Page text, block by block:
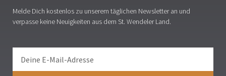
Melde Dich kostenlos zu unserem täglichen Newsletter an und
verpasse keine Neuigkeiten aus dem St. Wendeler Land.